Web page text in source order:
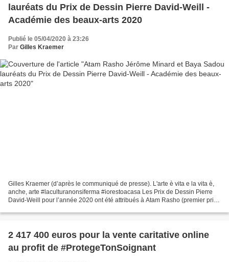
lauréats du Prix de Dessin Pierre David-Weill -
Académie des beaux-arts 2020
Publié le 05/04/2020 à 23:26
Par Gilles Kraemer
Gilles Kraemer (d’après le communiqué de presse). L'arte è vita e la vita è,
anche, arte #laculturanonsiferma #iorestoacasa Les Prix de Dessin Pierre
David-Weill pour l’année 2020 ont été attribués à Atam Rasho (premier prix,
2 417 400 euros pour la vente caritative online
au profit de #ProtegeTonSoignant